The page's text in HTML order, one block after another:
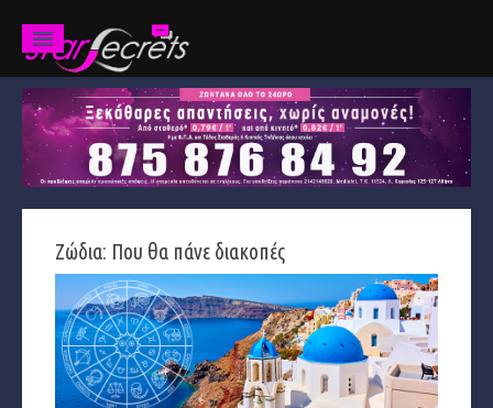
Προβλέψεις
ΧαρακτηριστικάΖώδια: Που θα πάνε διακοπές